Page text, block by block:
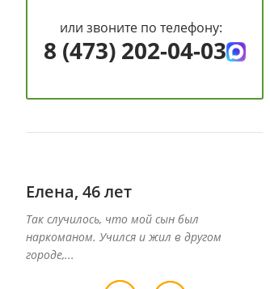
или звоните по телефону:
8 (473) 202-04-03
Елена, 46 лет
Так случилось, что мой сын был
наркоманом. Учился и жил в другом
городе,...